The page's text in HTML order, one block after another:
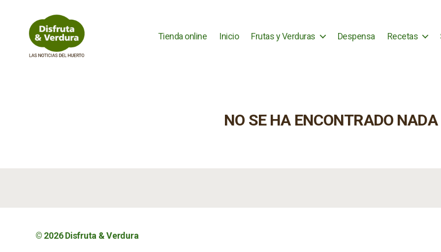
Tienda online Inicio Frutas y Verduras Despensa Recetas
NO SE HA ENCONTRADO NADA
© 2026Disfruta & Verdura